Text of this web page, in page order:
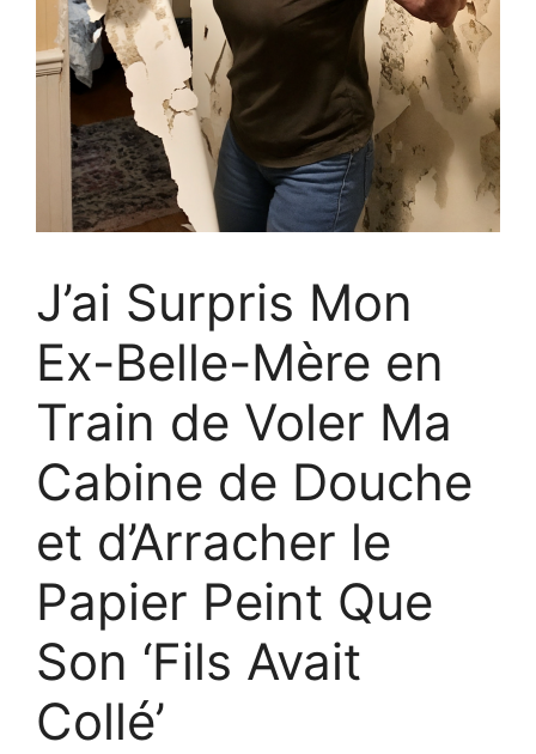
J’ai Surpris Mon
Ex-Belle-Mère en
Train de Voler Ma
Cabine de Douche
et d’Arracher le
Papier Peint Que
Son ‘Fils Avait
Collé’